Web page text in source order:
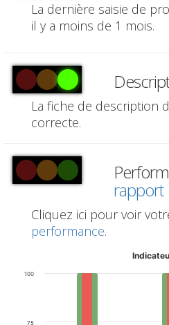
La dernière saisie de
il y a moins de 1 mois.
La fiche de description
correcte.
rapport
Cliquez ici pour voir
performance.
75
100